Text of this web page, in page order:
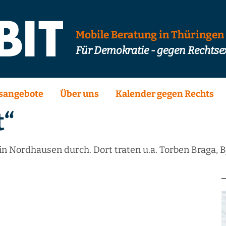
Mobile Beratung in Thüringen
Für Demokratie - gegen
Über uns Kalender gegen Rechts
durch. Dort traten u.a. Torben Braga,